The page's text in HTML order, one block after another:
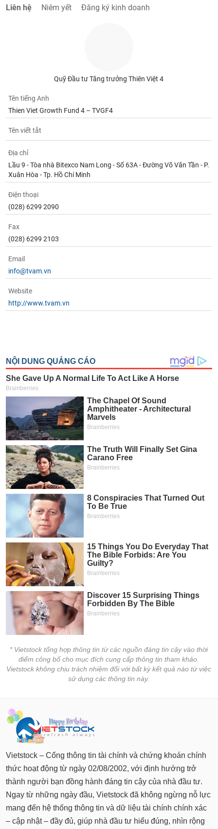
Liên hệ Niêm yết Đăng ký kinh doanh
Quỹ Đầu tư Tăng trưởng Thiên Việt 4
Tên tiếng Anh
Thien Viet Growth Fund 4 – TVGF4
Tên viết tắt
Địa chỉ
Lầu 9 - Tòa nhà Bitexco Nam Long - Số 63A - Đường Võ Văn Tần - P.
Xuân Hòa - Tp. Hồ Chí Minh
Điện thoại
(028) 6299 2090
Fax
(028) 6299 2103
Email
info@tvam.vn
Website
http://www.tvam.vn
* Vietstock tổng hợp thông tin từ các nguồn đáng tin cậy vào thời
điểm công bố cho mục đích cung cấp thông tin tham khảo.
Vietstock không chịu trách nhiệm đối với bất kỳ kết quả nào từ việc
sử dụng các thông tin này.
Vietstock – Cổng thông tin tài chính và chứng khoán chính
thức hoạt động từ ngày 02/08/2002, với định hướng trở
thành người bạn đồng hành đáng tin cậy của nhà đầu tư.
Ngay từ những ngày đầu, Vietstock đã không ngừng nỗ lực
mang đến hệ thống thông tin và dữ liệu tài chính chính xác
– cập nhật – đầy đủ, giúp nhà đầu tư hiểu đúng, nhìn rộng